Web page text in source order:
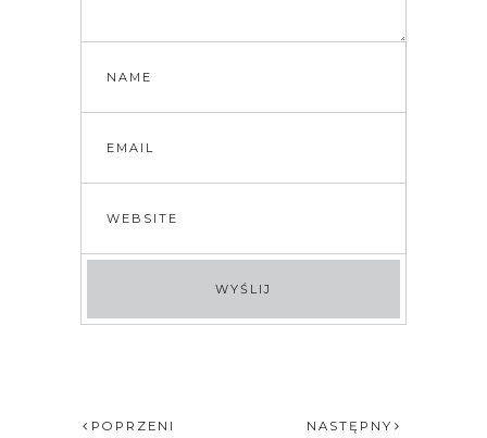
POPRZENI NASTĘPNY